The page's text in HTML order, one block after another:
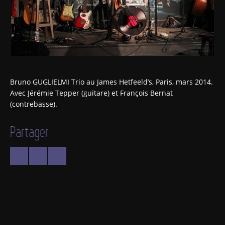
Bruno GUGLIELMI Trio au James Hetfeeld’s, Paris, mars 2014.
Avec Jérémie Tepper (guitare) et François Bernat
(contrebasse).
Partager